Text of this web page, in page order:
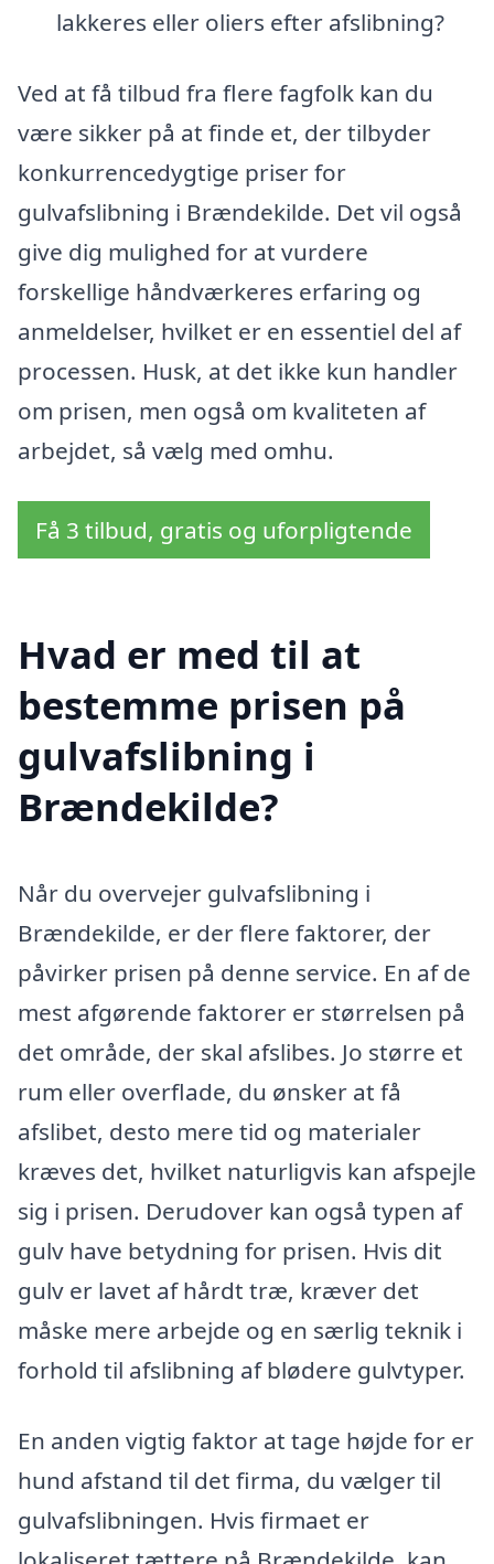
lakkeres eller oliers efter afslibning?
Ved at få tilbud fra flere fagfolk kan du
være sikker på at finde et, der tilbyder
konkurrencedygtige priser for
gulvafslibning i Brændekilde. Det vil også
give dig mulighed for at vurdere
forskellige håndværkeres erfaring og
anmeldelser, hvilket er en essentiel del af
processen. Husk, at det ikke kun handler
om prisen, men også om kvaliteten af
arbejdet, så vælg med omhu.
Få 3 tilbud, gratis og uforpligtende
Hvad er med til at
bestemme prisen på
gulvafslibning i
Brændekilde?
Når du overvejer gulvafslibning i
Brændekilde, er der flere faktorer, der
påvirker prisen på denne service. En af de
mest afgørende faktorer er størrelsen på
det område, der skal afslibes. Jo større et
rum eller overflade, du ønsker at få
afslibet, desto mere tid og materialer
kræves det, hvilket naturligvis kan afspejle
sig i prisen. Derudover kan også typen af
gulv have betydning for prisen. Hvis dit
gulv er lavet af hårdt træ, kræver det
måske mere arbejde og en særlig teknik i
forhold til afslibning af blødere gulvtyper.
En anden vigtig faktor at tage højde for er
hund afstand til det firma, du vælger til
gulvafslibningen. Hvis firmaet er